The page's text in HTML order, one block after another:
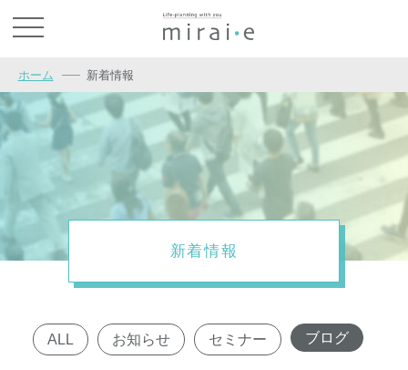
ホーム 新着情報
新着情報
ALL お知らせ セミナー ブログ